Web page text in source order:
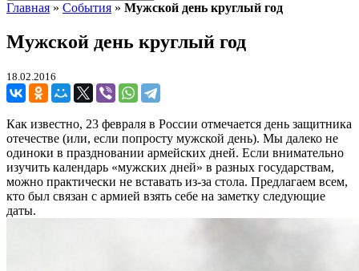
Главная » События » Мужской день круглый год
Мужской день круглый год
18.02.2016
Как известно, 23 февраля в России отмечается день защитника
отечестве (или, если попросту мужской день). Мы далеко не
одиноки в праздновании армейских дней. Если внимательно
изучить календарь «мужских дней» в разных государствам,
можно практически не вставать из-за стола. Предлагаем всем,
кто был связан с армией взять себе на заметку следующие
даты.